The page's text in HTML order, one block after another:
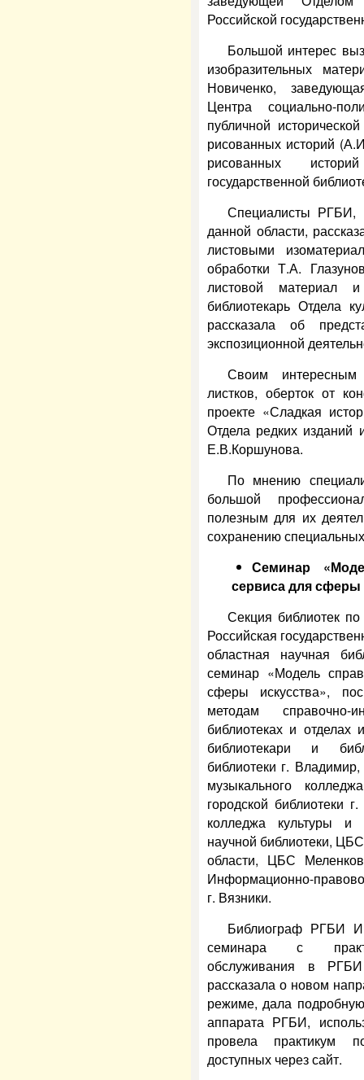
Российской
Большой интерес
изобразительных
Новиченко,
Центра социально-
публичной
рисованных историй
рисованных
государственной
Специалисты РГБИ,
данной области,
листовыми
обработки Т.А.
листовой материал
библиотекарь Отдела
рассказала об
экспозиционной
Своим интересным
листков, оберток от
проекте «Сладкая
Отдела редких
Е.В.Коршунова.
По мнению
большой
полезным для их
сохранению
Семинар
сервиса для сферы
Секция библиотек
Российская
областная научная
семинар «Модель
сферы искусства»,
методам справочно-
библиотеках и отделах
библиотекари и
библиотеки г.
музыкального
городской библиотеки
колледжа культуры и
научной библиотеки,
области, ЦБС
Информационно-
г. Вязники.
Библиограф РГБИ
семинара с
обслуживания в
рассказала о новом
режиме, дала подробную
аппарата РГБИ,
провела практикум
доступных через сайт.